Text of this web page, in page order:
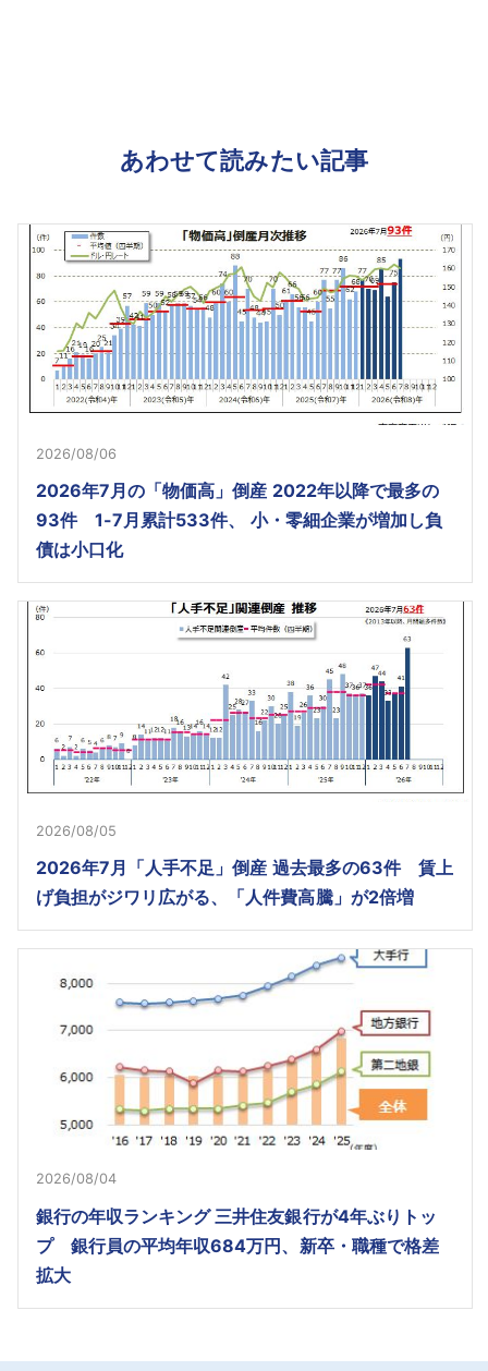
あわせて読みたい記事
2026/08/06
2026年7月の「物価高」倒産 2022年以降で最多の
93件 1-7月累計533件、 小・零細企業が増加し負
債は小口化
2026/08/05
2026年7月「人手不足」倒産 過去最多の63件 賃上
げ負担がジワリ広がる、「人件費高騰」が2倍増
2026/08/04
銀行の年収ランキング 三井住友銀行が4年ぶりトッ
プ 銀行員の平均年収684万円、新卒・職種で格差
拡大